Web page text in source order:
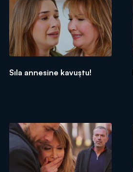
Sıla annesine kavuştu!